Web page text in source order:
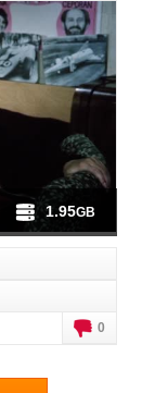
1.95GB
0